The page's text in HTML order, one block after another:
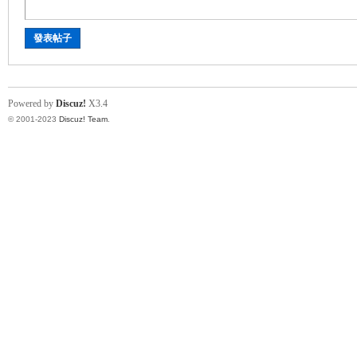
發表帖子
Powered by Discuz! X3.4
© 2001-2023 Discuz! Team